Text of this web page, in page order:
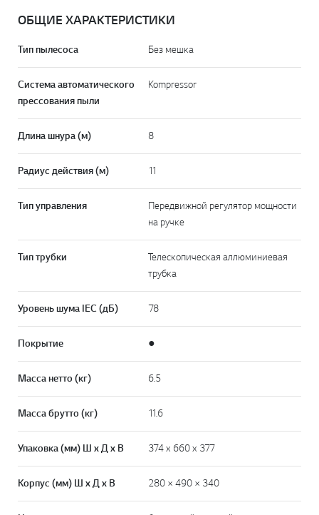
ОБЩИЕ ХАРАКТЕРИСТИКИ
Тип пылесоса Без мешка
Система автоматического
прессования пыли
Kompressor
Длина шнура (м) 8
Радиус действия (м) 11
Тип управления
Передвижной регулятор мощности
на ручке
Тип трубки
Телескопическая аллюминиевая
трубка
Уровень шума IEC (дБ) 78
Покрытие ●
Масса нетто (кг) 6.5
Масса брутто (кг) 11.6
Упаковка (мм) Ш х Д х В 374 x 660 x 377
Корпус (мм) Ш х Д х В 280 × 490 × 340